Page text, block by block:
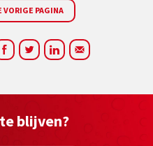
VORIGE PAGINA
blijven?